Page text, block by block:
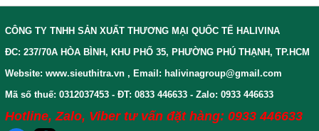
CÔNG TY TNHH SẢN XUẤT THƯƠNG MẠI QUỐC TẾ HALIVINA
ĐC: 237/70A HÒA BÌNH, KHU PHỐ 35, PHƯỜNG PHÚ THẠNH, TP.HCM
Website: www.sieuthitra.vn , Email: halivinagroup@gmail.com
Mã số thuế: 0312037453 - ĐT: 0833 446633 - Zalo: 0933 446633
Hotline, Zalo, Viber tư vấn đặt hàng: 0933 446633